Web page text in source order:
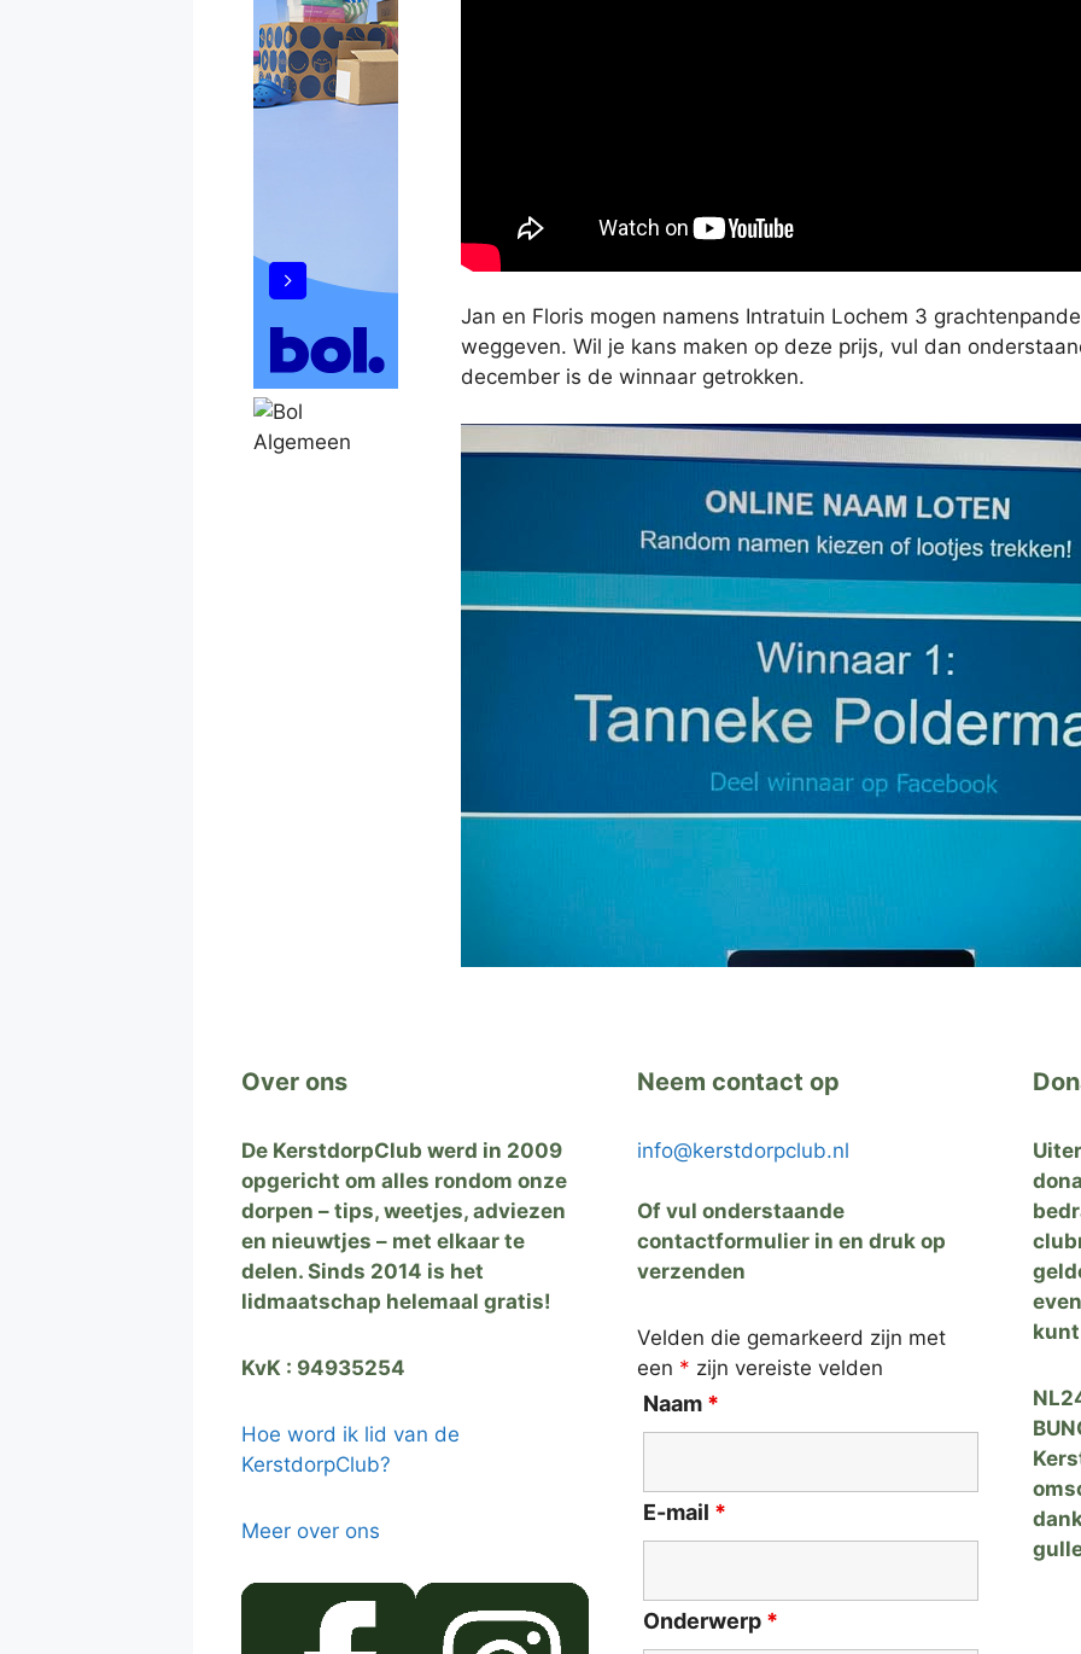
Jan en Floris mogen namens Intratuin Lochem 3
weggeven. Wil je kans maken op deze prijs, vul dan
december is de winnaar getrokken.
Over ons
De KerstdorpClub werd in 2009
opgericht om alles rondom onze
dorpen – tips, weetjes, adviezen
en nieuwtjes – met elkaar te
delen. Sinds 2014 is het
lidmaatschap helemaal gratis!
KvK : 94935254
Hoe word ik lid van de
KerstdorpClub?
Meer over ons
Neem contact op
info@kerstdorpclub.nl
Of vul onderstaande
contactformulier in en druk op
verzenden
Velden die gemarkeerd zijn met
een * zijn vereiste velden
Naam *
E-mail *
Onderwerp *